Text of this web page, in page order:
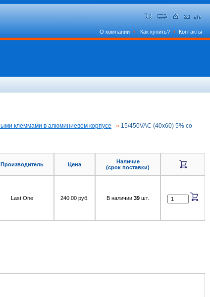
О компании • Как купить? • Контакты
клеммами в алюминиевом корпусе » 15/450VAC (40x60) 5% со
Производитель Цена
Наличие
(срок поставки)
Last One 240.00 руб. В наличии 39 шт.